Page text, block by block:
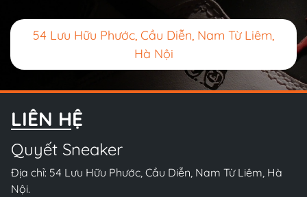
54 Lưu Hữu Phước, Cầu Diễn, Nam Từ Liêm,
Hà Nội
LIÊN HỆ
Quyết Sneaker
Địa chỉ: 54 Lưu Hữu Phước, Cầu Diễn, Nam Từ Liêm, Hà
Nội.